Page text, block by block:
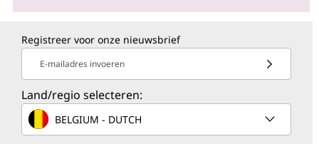
Registreer voor onze nieuwsbrief
E-mailadres invoeren
Land/regio selecteren:
BELGIUM - DUTCH